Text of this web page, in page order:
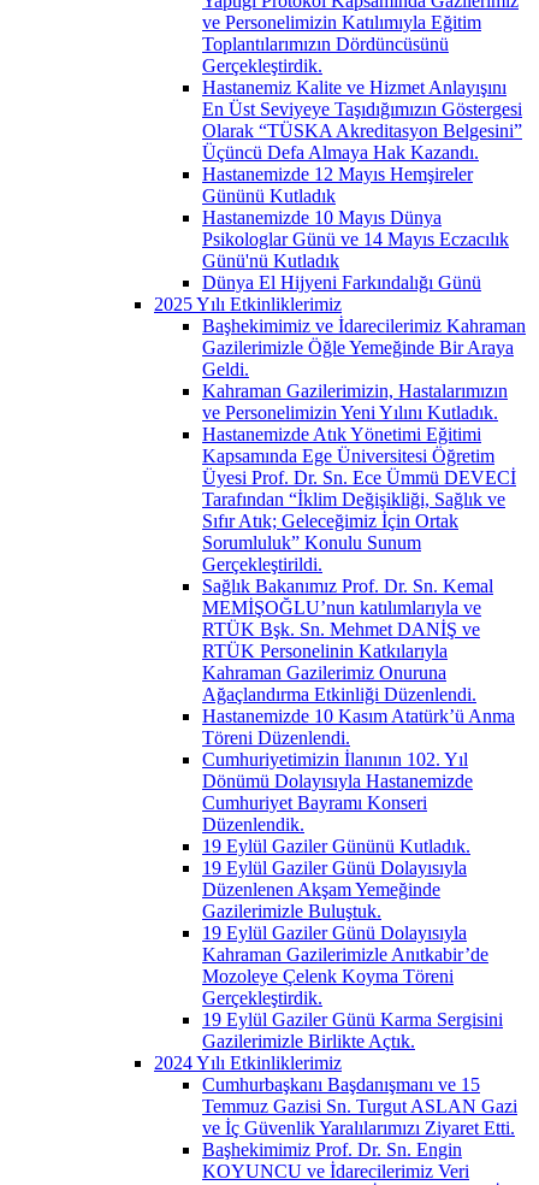
ve Personelimizin Katılımıyla Eğitim
Toplantılarımızın Dördüncüsünü
Gerçekleştirdik.
Hastanemiz Kalite ve Hizmet Anlayışını
En Üst Seviyeye Taşıdığımızın Göstergesi
Olarak “TÜSKA Akreditasyon Belgesini”
Üçüncü Defa Almaya Hak Kazandı.
Hastanemizde 12 Mayıs Hemşireler
Gününü Kutladık
Hastanemizde 10 Mayıs Dünya
Psikologlar Günü ve 14 Mayıs Eczacılık
Günü'nü Kutladık
Dünya El Hijyeni Farkındalığı Günü
2025 Yılı Etkinliklerimiz
Başhekimimiz ve İdarecilerimiz Kahraman
Gazilerimizle Öğle Yemeğinde Bir Araya
Geldi.
Kahraman Gazilerimizin, Hastalarımızın
ve Personelimizin Yeni Yılını Kutladık.
Hastanemizde Atık Yönetimi Eğitimi
Kapsamında Ege Üniversitesi Öğretim
Üyesi Prof. Dr. Sn. Ece Ümmü DEVECİ
Tarafından “İklim Değişikliği, Sağlık ve
Sıfır Atık; Geleceğimiz İçin Ortak
Sorumluluk” Konulu Sunum
Gerçekleştirildi.
Sağlık Bakanımız Prof. Dr. Sn. Kemal
MEMİŞOĞLU’nun katılımlarıyla ve
RTÜK Bşk. Sn. Mehmet DANİŞ ve
RTÜK Personelinin Katkılarıyla
Kahraman Gazilerimiz Onuruna
Ağaçlandırma Etkinliği Düzenlendi.
Hastanemizde 10 Kasım Atatürk’ü Anma
Töreni Düzenlendi.
Cumhuriyetimizin İlanının 102. Yıl
Dönümü Dolayısıyla Hastanemizde
Cumhuriyet Bayramı Konseri
Düzenlendik.
19 Eylül Gaziler Gününü Kutladık.
19 Eylül Gaziler Günü Dolayısıyla
Düzenlenen Akşam Yemeğinde
Gazilerimizle Buluştuk.
19 Eylül Gaziler Günü Dolayısıyla
Kahraman Gazilerimizle Anıtkabir’de
Mozoleye Çelenk Koyma Töreni
Gerçekleştirdik.
19 Eylül Gaziler Günü Karma Sergisini
Gazilerimizle Birlikte Açtık.
2024 Yılı Etkinliklerimiz
Cumhurbaşkanı Başdanışmanı ve 15
Temmuz Gazisi Sn. Turgut ASLAN Gazi
ve İç Güvenlik Yaralılarımızı Ziyaret Etti.
Başhekimimiz Prof. Dr. Sn. Engin
KOYUNCU ve İdarecilerimiz Veri